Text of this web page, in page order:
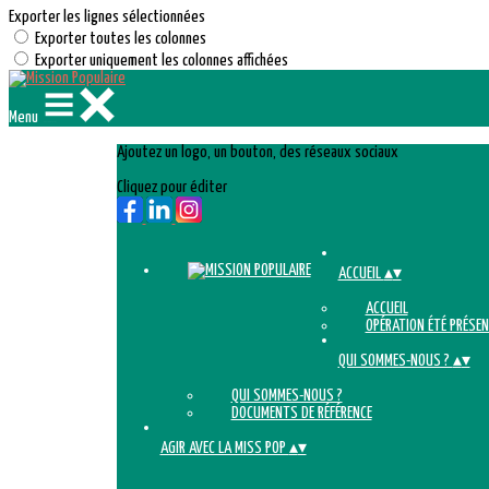
Exporter les lignes sélectionnées
Exporter toutes les colonnes
Exporter uniquement les colonnes affichées
Menu
Ajoutez un logo, un bouton, des réseaux sociaux
Cliquez pour éditer
ACCUEIL ▴▾
ACCUEIL
OPÉRATION ÉTÉ
QUI SOMMES-NOUS ? ▴▾
QUI SOMMES-NOUS ?
DOCUMENTS DE RÉFÉRENCE
AGIR AVEC LA MISS POP ▴▾